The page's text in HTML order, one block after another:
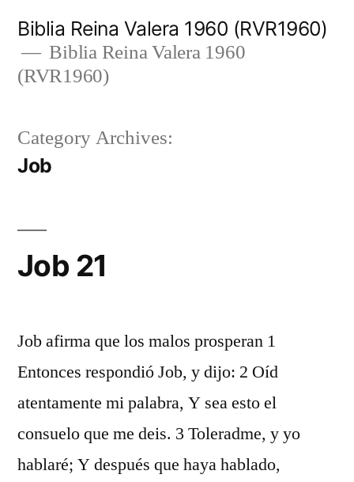
content
Biblia Reina Valera 1960 (RVR1960)
Biblia Reina Valera 1960
(RVR1960)
Category Archives:
Job
Job 21
Job afirma que los malos prosperan 1
Entonces respondió Job, y dijo: 2 Oíd
atentamente mi palabra, Y sea esto el
consuelo que me deis. 3 Toleradme, y yo
hablaré; Y después que haya hablado,